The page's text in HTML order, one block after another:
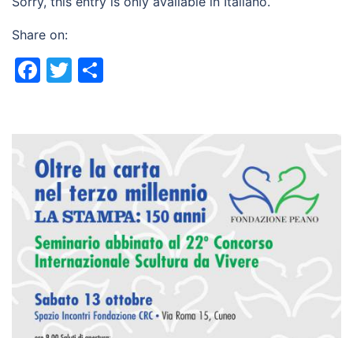
Share on:
Facebook
Twitter